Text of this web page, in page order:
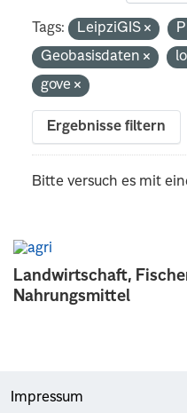
Landwirtschaft,
Nahrungsmittel
Tags: LeipziGIS
Geobasisdaten
gove
Ergebnisse filtern
Bitte versuch es mit
Impressum